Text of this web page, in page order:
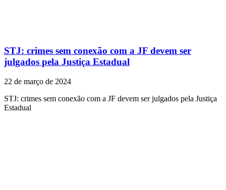
STJ: crimes sem conexão com a JF devem ser
julgados pela Justiça Estadual
22 de março de 2024
STJ: crimes sem conexão com a JF devem ser julgados pela Justiça
Estadual